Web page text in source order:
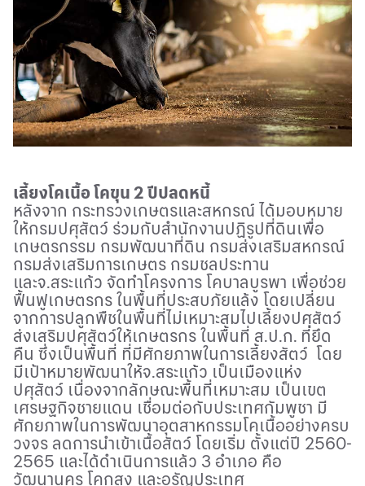
เลี้ยงโคเนื้อ โคขุน 2 ปีปลดหนี้
หลังจาก กระทรวงเกษตรและสหกรณ์ ได้มอบหมาย
ให้กรมปศุสัตว์ ร่วมกับสำนักงานปฏิรูปที่ดินเพื่อ
เกษตรกรรม กรมพัฒนาที่ดิน กรมส่งเสริมสหกรณ์
กรมส่งเสริมการเกษตร กรมชลประทาน
และจ.สระแก้ว จัดทำโครงการ โคบาลบูรพา เพื่อช่วย
ฟื้นฟูเกษตรกร ในพื้นที่ประสบภัยแล้ง โดยเปลี่ยน
จากการปลูกพืชในพื้นที่ไม่เหมาะสมไปเลี้ยงปศุสัตว์
ส่งเสริมปศุสัตว์ให้เกษตรกร ในพื้นที่ ส.ป.ก. ที่ยึด
คืน ซึ่งเป็นพื้นที่ ที่มีศักยภาพในการเลี้ยงสัตว์ โดย
มีเป้าหมายพัฒนาให้จ.สระแก้ว เป็นเมืองแห่ง
ปศุสัตว์ เนื่องจากลักษณะพื้นที่เหมาะสม เป็นเขต
เศรษฐกิจชายแดน เชื่อมต่อกับประเทศกัมพูชา มี
ศักยภาพในการพัฒนาอุตสาหกรรมโคเนื้ออย่างครบ
วงจร ลดการนำเข้าเนื้อสัตว์ โดยเริ่ม ตั้งแต่ปี 2560-
2565 และได้ดำเนินการแล้ว 3 อำเภอ คือ
วัฒนานคร โคกสูง และอรัญประเทศ